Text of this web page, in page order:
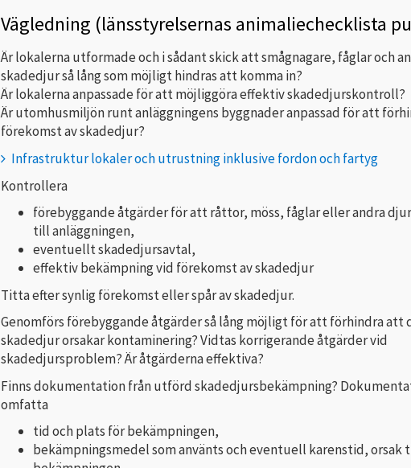
Vägledning (länsstyrelsernas animaliechecklista
Är lokalerna utformade och i sådant skick att smågnagare, fåglar och
skadedjur så lång som möjligt hindras att komma in?
Är lokalerna anpassade för att möjliggöra effektiv skadedjurskontroll?
Är utomhusmiljön runt anläggningens byggnader anpassad för att
förekomst av skadedjur?
Infrastruktur lokaler och utrustning inklusive fordon och fartyg
Kontrollera
förebyggande åtgärder för att råttor, möss, fåglar eller andra
till anläggningen,
eventuellt skadedjursavtal,
effektiv bekämpning vid förekomst av skadedjur
Titta efter synlig förekomst eller spår av skadedjur.
Genomförs förebyggande åtgärder så lång möjligt för att förhindra att
skadedjur orsakar kontaminering? Vidtas korrigerande åtgärder vid
skadedjursproblem? Är åtgärderna effektiva?
Finns dokumentation från utförd skadedjursbekämpning?
omfatta
tid och plats för bekämpningen,
bekämpningsmedel som använts och eventuell karenstid, orsak